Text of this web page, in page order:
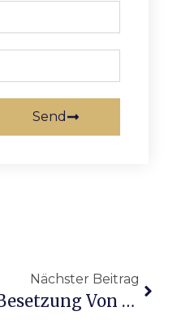
Send
Nächster Beitrag
Besetzung Von Black Christmas